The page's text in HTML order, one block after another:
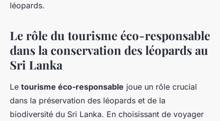
léopards.
Le rôle du tourisme éco-responsable
dans la conservation des léopards au
Sri Lanka
Le tourisme éco-responsable joue un rôle crucial
dans la préservation des léopards et de la
biodiversité du Sri Lanka. En choisissant de voyager